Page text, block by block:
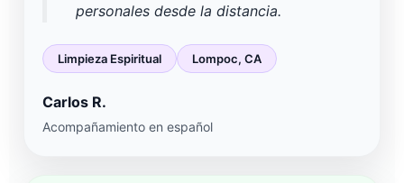
personales desde la distancia.
Limpieza Espiritual Lompoc, CA
Carlos R.
Acompañamiento en español